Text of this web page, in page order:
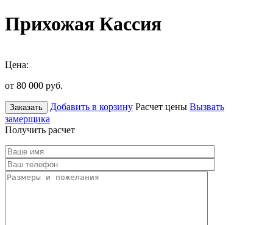
Прихожая Кассия
Цена:
от 80 000 руб.
Заказать Добавить в корзину Расчет цены Вызвать
замерщика
Получить расчет